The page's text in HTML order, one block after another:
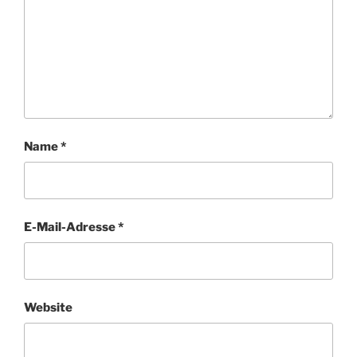
Name*
E-Mail-Adresse*
Website